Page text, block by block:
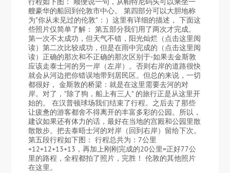
艘豪华的船回到伦敦市中心。 第四部分可以大胆地称
为”你从未见过的伦敦”：）这里有详细的描述， 下面这
些照片仅简单了解： 第五部分我们用了两次才完成。
第一次不太成功，但天气不错，阳光灿烂（点击这里阅
读）第二次比较成功，但是在雨中完成的（点击这里阅
读）正确的那次和不正确的那次区别于-如果去金斯敦
应该走泰士河的另一岸（左岸）。否则右岸的道路很快
就会从河边把你错误地带到居民区。但总的来说，一切
都很好， 金斯敦的桥梁：就是在这里需要去河的对
岸。对了，”除了狗，船上有三人” 的旅行正是从这里开
始的。 在汉普顿球场我们结束了行程。之后去了那些
让疲惫的游客都舍不得离开的丰富多彩的公园。所以，
建议如果还有体力的话，最好在当地的宫殿和公园里散
散散步。把去泰晤士河的对岸（回到右岸）留给下次。
第五段行程如下图： 行程总共为：7公里
+12+12+13+13，再加上刚刚完成的20公里=正好77公
里的路程，全程都拍了照片，完胜！ 伦敦的其他照片
在这里。